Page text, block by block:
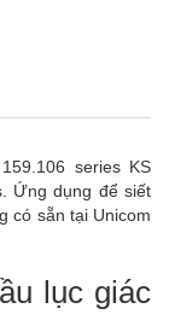
series KS
Ứng dụng để siết
có sẵn tại Unicom
lục giác